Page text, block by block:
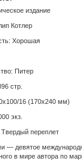
издание
Котлер
Хорошая
Питер
стр.
16 (170x240 мм)
экз.
Твердый переплет
— девятое
в мире автора по